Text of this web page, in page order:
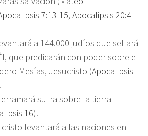
7:13-15, Apocalipsis 20:4-
a 144.000 judíos que sellará
que predicarán con poder sobre el
Mesías, Jesucristo (Apocalipsis
su ira sobre la tierra
16).
levantará a las naciones en